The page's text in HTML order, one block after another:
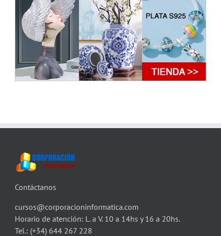
Contáctanos
cursos@corporacioninformatica.com
Horario de atención: L. a V. 10 a 14hs y 16 a 20hs.
Tel.: (+34) 644 267 228